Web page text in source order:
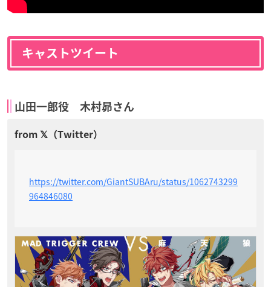
キャストツイート
山田一郎役 木村昴さん
https://twitter.com/GiantSUBAru/status/1062743299
964846080